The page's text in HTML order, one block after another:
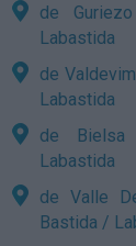
de
Labastida
de
Labastida
de
Labastida
de Valle
Bastida /